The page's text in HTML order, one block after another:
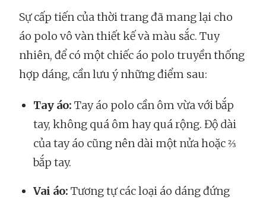
Sự cấp tiến của thời trang đã mang lại cho
áo polo vô vàn thiết kế và màu sắc. Tuy
nhiên, để có một chiếc áo polo truyền thống
hợp dáng, cần lưu ý những điểm sau:
Tay áo: Tay áo polo cần ôm vừa với bắp
tay, không quá ôm hay quá rộng. Độ dài
của tay áo cũng nên dài một nửa hoặc ⅔
bắp tay.
Vai áo: Tương tự các loại áo dáng đứng